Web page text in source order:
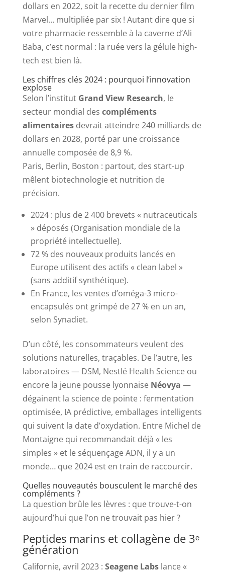
dollars en 2022, soit la recette du dernier film
Marvel… multipliée par six ! Autant dire que si
votre pharmacie ressemble à la caverne d’Ali
Baba, c’est normal : la ruée vers la gélule high-
tech est bien là.
Les chiffres clés 2024 : pourquoi l’innovation
explose
Selon l’institut Grand View Research, le
secteur mondial des compléments
alimentairesdevrait atteindre 240 milliards de
dollars en 2028, porté par une croissance
annuelle composée de 8,9 %.
Paris, Berlin, Boston : partout, des start-up
mêlent biotechnologie et nutrition de
précision.
2024 : plus de 2 400 brevets « nutraceuticals
» déposés (Organisation mondiale de la
propriété intellectuelle).
72 % des nouveaux produits lancés en
Europe utilisent des actifs « clean label »
(sans additif synthétique).
En France, les ventes d’oméga-3 micro-
encapsulés ont grimpé de 27 % en un an,
selon Synadiet.
D’un côté, les consommateurs veulent des
solutions naturelles, traçables. De l’autre, les
laboratoires — DSM, Nestlé Health Science ou
encore la jeune pousse lyonnaise Néovya —
dégainent la science de pointe : fermentation
optimisée, IA prédictive, emballages intelligents
qui suivent la date d’oxydation. Entre Michel de
Montaigne qui recommandait déjà « les
simples » et le séquençage ADN, il y a un
monde… que 2024 est en train de raccourcir.
Quelles nouveautés bousculent le marché des
compléments ?
La question brûle les lèvres : que trouve-t-on
aujourd’hui que l’on ne trouvait pas hier ?
Peptides marins et collagène de 3ᵉ
génération
Californie, avril 2023 : Seagene Labslance «